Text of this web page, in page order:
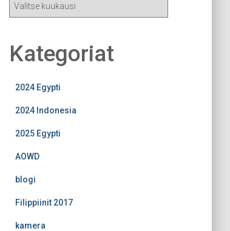
Kategoriat
2024 Egypti
2024 Indonesia
2025 Egypti
AOWD
blogi
Filippiinit 2017
kamera